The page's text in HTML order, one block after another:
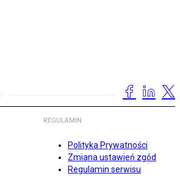
REGULAMIN
Polityka Prywatności
Zmiana ustawień zgód
Regulamin serwisu